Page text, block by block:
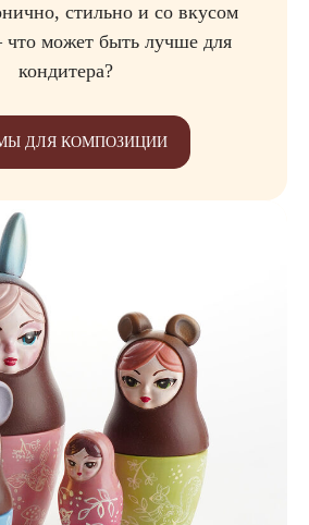
стильно и со вкусом
что может быть лучше для
кондитера?
ДЛЯ КОМПОЗИЦИИ